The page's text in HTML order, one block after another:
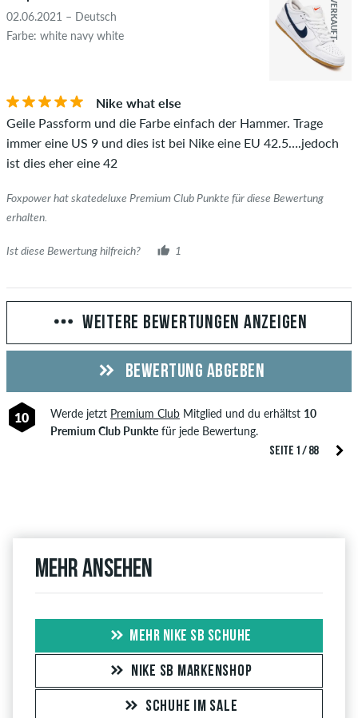
02.06.2021 – Deutsch
Farbe: white navy white
Nike what else
Geile Passform und die Farbe einfach der Hammer. Trage
immer eine US 9 und dies ist bei Nike eine EU 42.5….jedoch
ist dies eher eine 42
Foxpower hat skatedeluxe Premium Club Punkte für diese Bewertung
erhalten.
Ist diese Bewertung hilfreich? 1
SEITE 1 / 88
WEITERE BEWERTUNGEN ANZEIGEN
BEWERTUNG ABGEBEN
10 Werde jetzt Premium ClubMitglied und du erhältst 10
Premium Club Punktefür jede Bewertung.
Mehr ansehen
MEHR NIKE SB SCHUHE
NIKE SB MARKENSHOP
SCHUHE IM SALE